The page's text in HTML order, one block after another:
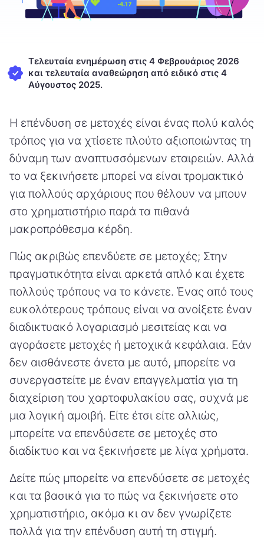
Τελευταία ενημέρωση στις 4 Φεβρουάριος 2026
και τελευταία αναθεώρηση από ειδικό στις 4
Αύγουστος 2025.
Η επένδυση σε μετοχές είναι ένας πολύ καλός
τρόπος για να χτίσετε πλούτο αξιοποιώντας τη
δύναμη των αναπτυσσόμενων εταιρειών. Αλλά
το να ξεκινήσετε μπορεί να είναι τρομακτικό
για πολλούς αρχάριους που θέλουν να μπουν
στο χρηματιστήριο παρά τα πιθανά
μακροπρόθεσμα κέρδη.
Πώς ακριβώς επενδύετε σε μετοχές; Στην
πραγματικότητα είναι αρκετά απλό και έχετε
πολλούς τρόπους να το κάνετε. Ένας από τους
ευκολότερους τρόπους είναι να ανοίξετε έναν
διαδικτυακό λογαριασμό μεσιτείας και να
αγοράσετε μετοχές ή μετοχικά κεφάλαια. Εάν
δεν αισθάνεστε άνετα με αυτό, μπορείτε να
συνεργαστείτε με έναν επαγγελματία για τη
διαχείριση του χαρτοφυλακίου σας, συχνά με
μια λογική αμοιβή. Είτε έτσι είτε αλλιώς,
μπορείτε να επενδύσετε σε μετοχές στο
διαδίκτυο και να ξεκινήσετε με λίγα χρήματα.
Δείτε πώς μπορείτε να επενδύσετε σε μετοχές
και τα βασικά για το πώς να ξεκινήσετε στο
χρηματιστήριο, ακόμα κι αν δεν γνωρίζετε
πολλά για την επένδυση αυτή τη στιγμή.